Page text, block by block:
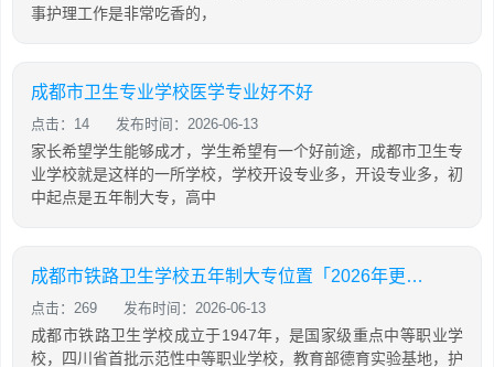
事护理工作是非常吃香的，
成都市卫生专业学校医学专业好不好
点击：14 发布时间：2026-06-13
家长希望学生能够成才，学生希望有一个好前途，成都市卫生专
业学校就是这样的一所学校，学校开设专业多，开设专业多，初
中起点是五年制大专，高中
成都市铁路卫生学校五年制大专位置「2026年更新」
点击：269 发布时间：2026-06-13
成都市铁路卫生学校成立于1947年，是国家级重点中等职业学
校，四川省首批示范性中等职业学校，教育部德育实验基地，护